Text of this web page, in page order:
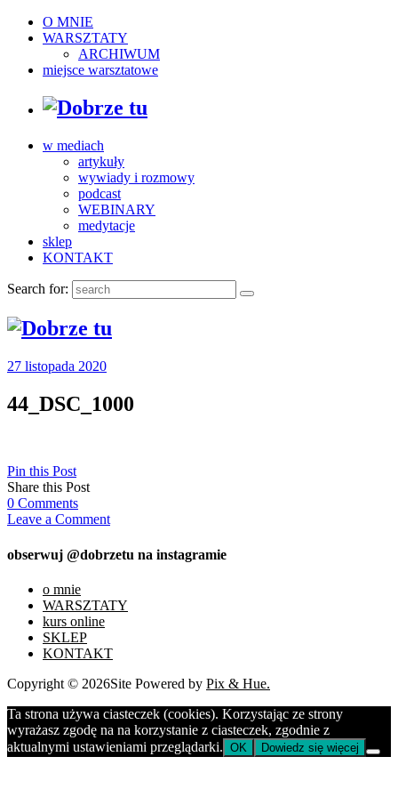
O MNIE
WARSZTATY
ARCHIWUM
miejsce warsztatowe
w mediach
artykuły
wywiady i rozmowy
podcast
WEBINARY
medytacje
sklep
KONTAKT
Search for:
27 listopada 2020
44_DSC_1000
Pin this Post
Share this Post
0 Comments
Leave a Comment
obserwuj @dobrzetu na instagramie
o mnie
WARSZTATY
kurs online
SKLEP
KONTAKT
Copyright © 2026Site Powered by Pix & Hue.
Ta strona używa ciasteczek (cookies). Korzystając ze strony
wyrażasz zgodę na na korzystanie z ciasteczek, zgodnie z
aktualnymi ustawieniami przeglądarki. OK Dowiedz się więcej